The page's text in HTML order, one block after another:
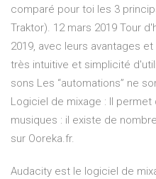
comparé pour toi les 3
Traktor). 12 mars 2019 Tour
2019, avec leurs avantages
très intuitive et simplicité
sons Les “automations” ne
Logiciel de mixage : Il
musiques : il existe de
sur Ooreka.fr.
Audacity est le logiciel de